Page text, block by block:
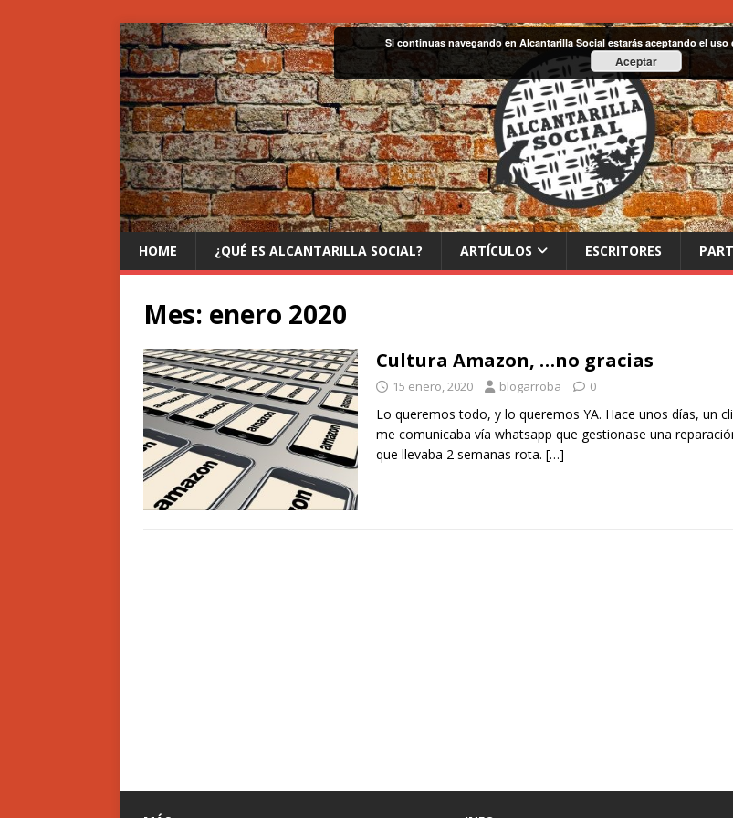
HOME ¿QUÉ ES ALCANTARILLA SOCIAL? ARTÍCULOS ESCRITORES
Mes: enero 2020
Cultura Amazon, …no gracias
15 enero, 2020 blogarroba 0
Lo queremos todo, y lo queremos YA. Hace unos días, un
me comunicaba vía whatsapp que gestionase una
que llevaba 2 semanas rota. […]
Si continuas navegando en Alcantarilla Social estarás aceptando el uso
Aceptar